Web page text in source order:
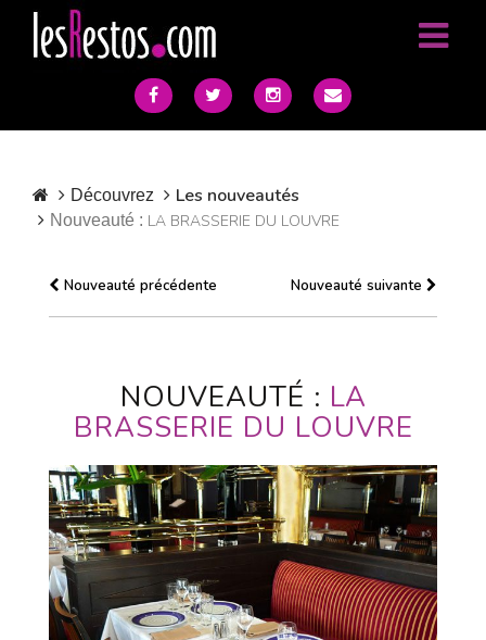
Découvrez Les nouveautés
Nouveauté : LA BRASSERIE DU LOUVRE
Nouveauté précédente Nouveauté suivante
NOUVEAUTÉ : LA
BRASSERIE DU LOUVRE